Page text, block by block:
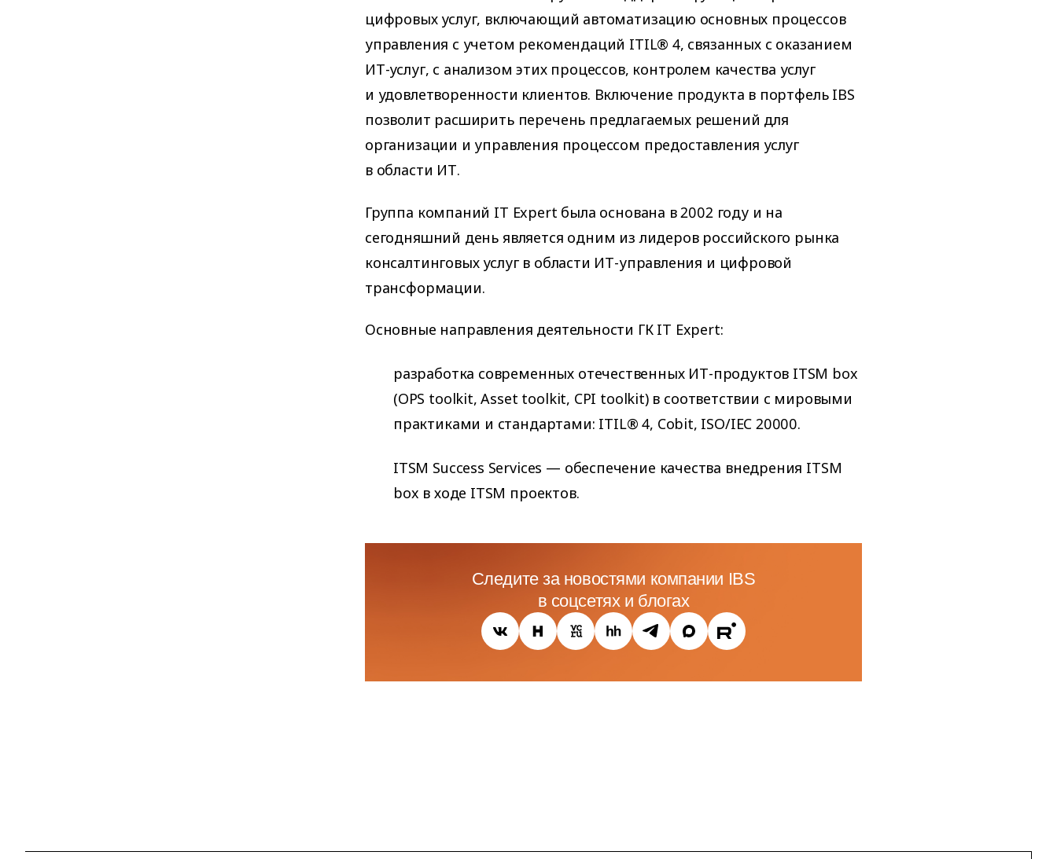
цифровых услуг, включающий автоматизацию основных процессов
управления с учетом рекомендаций ITIL® 4, связанных с оказанием
ИТ-услуг, с анализом этих процессов, контролем качества услуг
и удовлетворенности клиентов. Включение продукта в портфель IBS
позволит расширить перечень предлагаемых решений для
организации и управления процессом предоставления услуг
в области ИТ.
Группа компаний IT Expert была основана в 2002 году и на
сегодняшний день является одним из лидеров российского рынка
консалтинговых услуг в области ИТ-управления и цифровой
трансформации.
Основные направления деятельности ГК IT Expert:
разработка современных отечественных ИТ-продуктов ITSM box
(OPS toolkit, Asset toolkit, CPI toolkit) в соответствии с мировыми
практиками и стандартами: ITIL® 4, Cobit, ISO/IEC 20000.
ITSM Success Services — обеспечение качества внедрения ITSM
box в ходе ITSM проектов.
Следите за новостями компании IBS
в соцсетях и блогах